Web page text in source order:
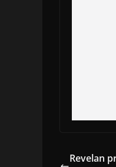
Revelan